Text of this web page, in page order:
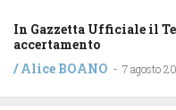
In Gazzetta Ufficiale il
accertamento
/Alice BOANO - 7 agosto